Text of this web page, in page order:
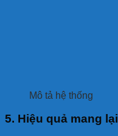
Mô tả hệ thống
5. Hiệu quả mang lại